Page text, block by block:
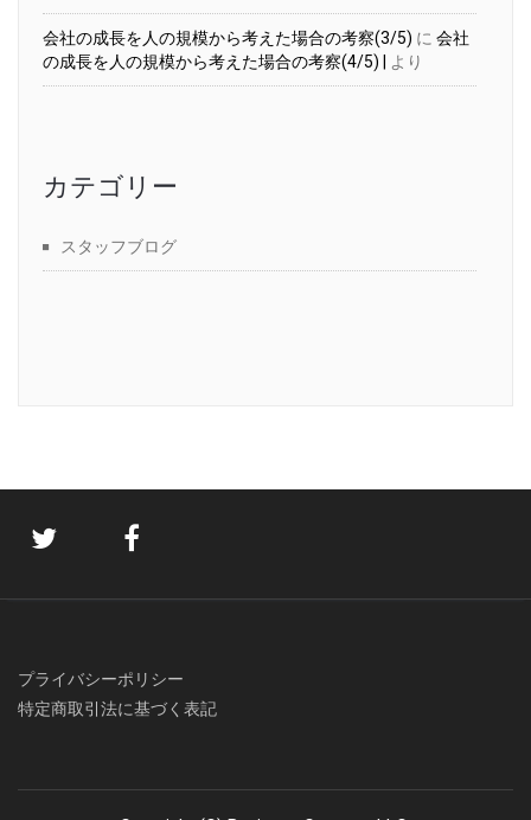
会社の成長を人の規模から考えた場合の考察(3/5) に 会社
の成長を人の規模から考えた場合の考察(4/5) |
より
カテゴリー
スタッフブログ
プライバシーポリシー
特定商取引法に基づく表記